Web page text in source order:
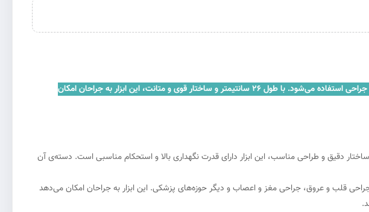
کلمپ 26 سانت یکی از ابزارهای حیاتی و بسیار کارآمد در زمینه جراحی است که برای تثبیت و نگهداری اجزای بدن در طول عمل جراحی استفاده می‌شود. با طول 26 سانتیمتر و ساختار قوی و متانت، این ابزار به جراحان امکان
دقیق و طراحی مناسب، این ابزار دارای قدرت نگهداری بالا و استحکام مناسبی است. دسته‌ی آن
قلب و عروق، جراحی مغز و اعصاب و دیگر حوزه‌های پزشکی. این ابزار به جراحان امکان می‌دهد